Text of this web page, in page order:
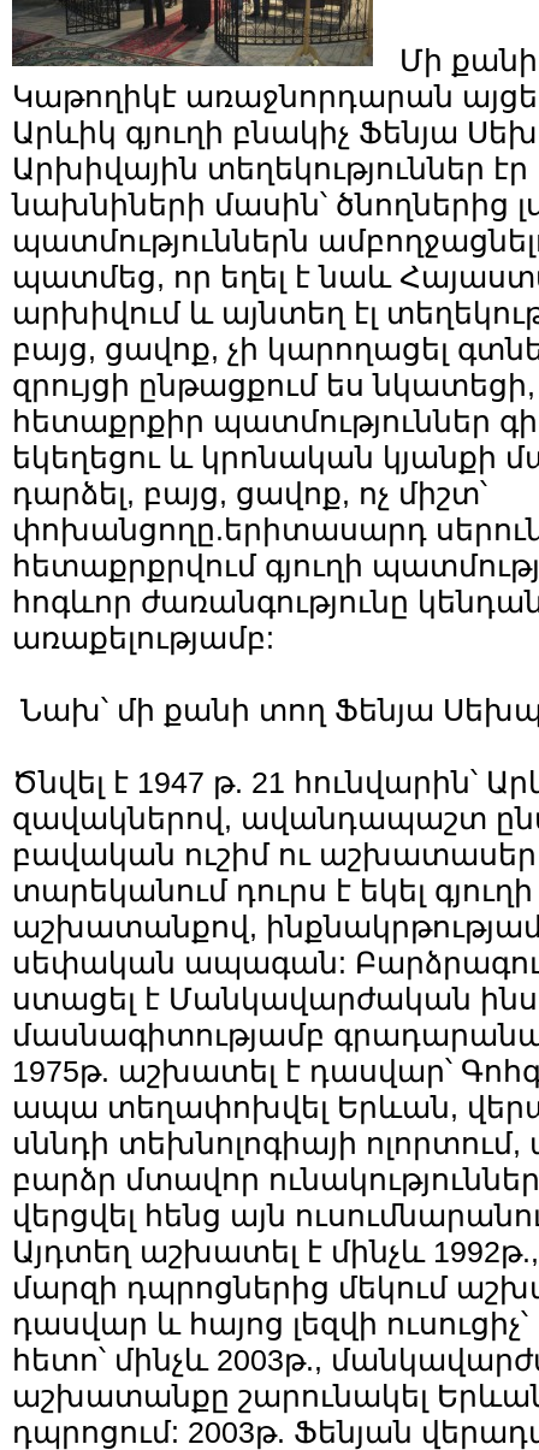
Մի
Կաթողիկէ առաջնորդարան
Արևիկ գյուղի բնակիչ Ֆենյա
Արխիվային տեղեկություններ
նախնիների մասին՝ ծնողներից
պատմություններն
պատմեց, որ եղել է նաև
արխիվում և այնտեղ էլ
բայց, ցավոք, չի կարողացել
զրույցի ընթացքում ես
հետաքրքիր պատմություններ
եկեղեցու և կրոնական կյանքի
դարձել, բայց, ցավոք, ոչ միշտ՝
փոխանցողը.երիտասարդ
հետաքրքրվում գյուղի
հոգևոր ժառանգությունը
առաքելությամբ:
Նախ՝ մի քանի տող Ֆենյա
Ծնվել է 1947 թ. 21 հունվարին՝
զավակներով, ավանդապաշտ
բավական ուշիմ ու աշխատասեր
տարեկանում դուրս է եկել
աշխատանքով,
սեփական ապագան:
ստացել է Մանկավարժական
մասնագիտությամբ
1975թ. աշխատել է դասվար՝
ապա տեղափոխվել Երևան,
սննդի տեխնոլոգիայի
բարձր մտավոր
վերցվել հենց այն
Այդտեղ աշխատել է մինչև
մարզի դպրոցներից մեկում
դասվար և հայոց լեզվի
հետո՝ մինչև 2003թ.,
աշխատանքը շարունակել
դպրոցում: 2003թ. Ֆենյան